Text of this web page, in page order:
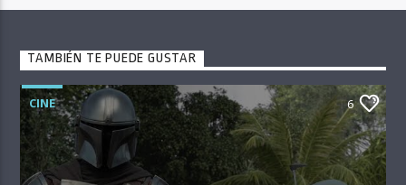
TAMBIÉN TE PUEDE GUSTAR
CINE 6